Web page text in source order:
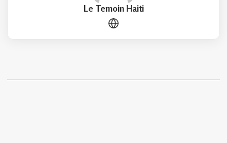
Le Temoin Haiti